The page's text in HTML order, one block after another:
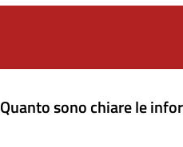
Quanto sono chiare le